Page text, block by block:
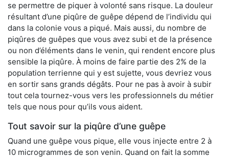
se permettre de piquer à volonté sans risque. La douleur
résultant d’une piqûre de guêpe dépend de l’individu qui
dans la colonie vous a piqué. Mais aussi, du nombre de
piqûres de guêpes que vous avez subi et de la présence
ou non d’éléments dans le venin, qui rendent encore plus
sensible la piqûre. À moins de faire partie des 2% de la
population terrienne qui y est sujette, vous devriez vous
en sortir sans grands dégâts. Pour ne pas à avoir à subir
tout cela tournez-vous vers les professionnels du métier
tels que nous pour qu’ils vous aident.
Tout savoir sur la piqûre d’une guêpe
Quand une guêpe vous pique, elle vous injecte entre 2 à
10 microgrammes de son venin. Quand on fait la somme